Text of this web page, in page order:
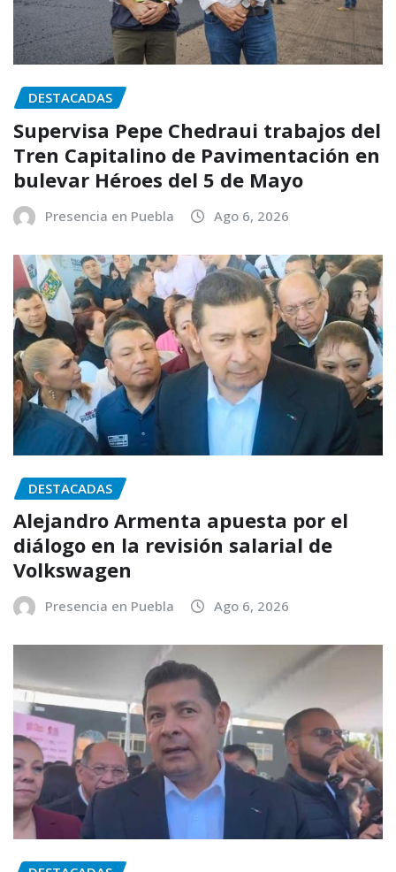
DESTACADAS
Supervisa Pepe Chedraui trabajos del
Tren Capitalino de Pavimentación en
bulevar Héroes del 5 de Mayo
Presencia en Puebla Ago 6, 2026
DESTACADAS
Alejandro Armenta apuesta por el
diálogo en la revisión salarial de
Volkswagen
Presencia en Puebla Ago 6, 2026